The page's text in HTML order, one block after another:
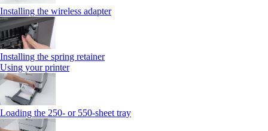
Installing the wireless adapter
Installing the spring retainer
Using your printer
Loading the 250‑ or 550‑sheet tray